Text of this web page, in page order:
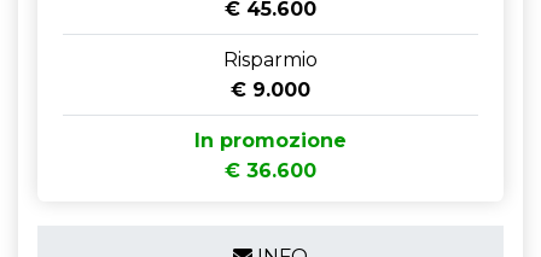
€ 45.600
Risparmio
€ 9.000
In promozione
€ 36.600